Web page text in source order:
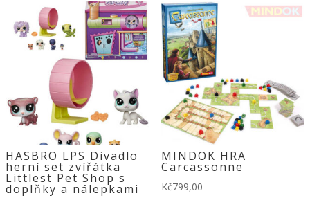
HASBRO LPS Divadlo
herní set zvířátka
Littlest Pet Shop s
doplňky a nálepkami
MINDOK HRA
Carcassonne
Kč799,00